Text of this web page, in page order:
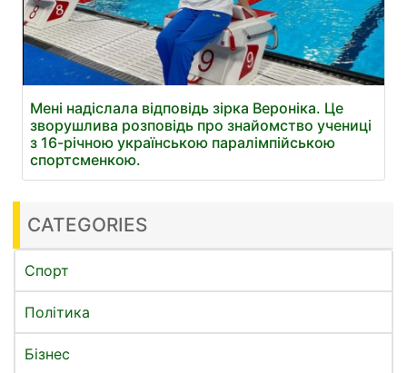
Мені надіслала відповідь зірка Вероніка. Це
зворушлива розповідь про знайомство учениці
з 16-річною українською паралімпійською
спортсменкою.
CATEGORIES
Спорт
Політика
Бізнес